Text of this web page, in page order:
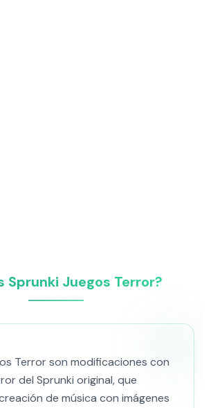
Sprunki Juegos Terror?
Terror son modificaciones con
del Sprunki original, que
de música con imágenes